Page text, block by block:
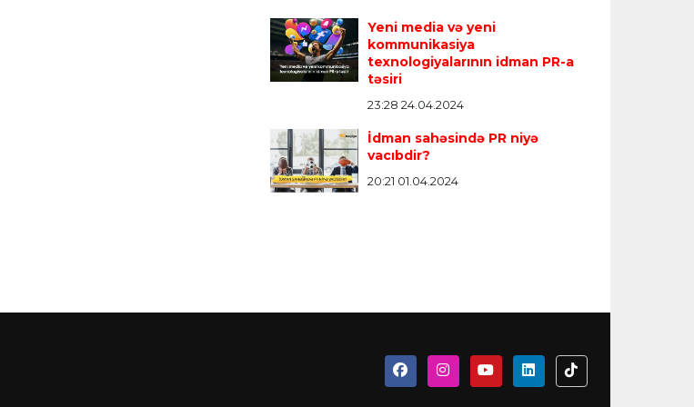
Yeni media və yeni
kommunikasiya
texnologiyalarının idman PR-a
təsiri
23:28 24.04.2024
İdman sahəsində PR niyə
vacıbdir?
20:21 01.04.2024